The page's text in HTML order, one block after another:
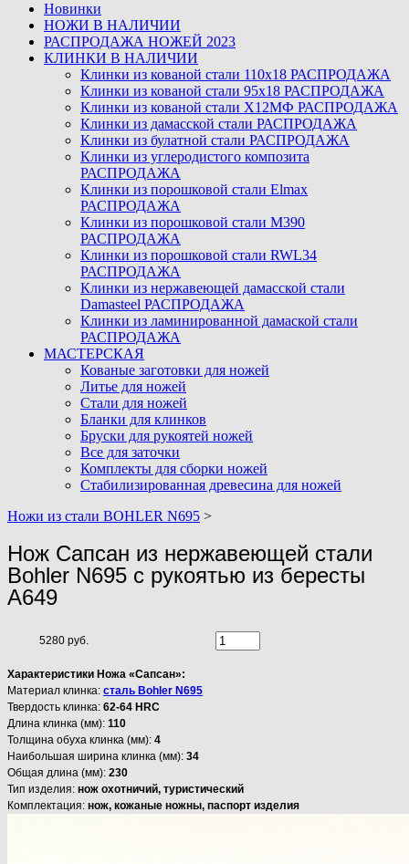
Новинки
НОЖИ В НАЛИЧИИ
РАСПРОДАЖА НОЖЕЙ 2023
КЛИНКИ В НАЛИЧИИ
Клинки из кованой стали 110х18 РАСПРОДАЖА
Клинки из кованой стали 95х18 РАСПРОДАЖА
Клинки из кованой стали Х12МФ РАСПРОДАЖА
Клинки из дамасской стали РАСПРОДАЖА
Клинки из булатной стали РАСПРОДАЖА
Клинки из углеродистого композита
РАСПРОДАЖА
Клинки из порошковой стали Elmax
РАСПРОДАЖА
Клинки из порошковой стали M390
РАСПРОДАЖА
Клинки из порошковой стали RWL34
РАСПРОДАЖА
Клинки из нержавеющей дамасской стали
Damasteel РАСПРОДАЖА
Клинки из ламинированной дамаской стали
РАСПРОДАЖА
МАСТЕРСКАЯ
Кованые заготовки для ножей
Литье для ножей
Стали для ножей
Бланки для клинков
Бруски для рукоятей ножей
Все для заточки
Комплекты для сборки ножей
Стабилизированная древесина для ножей
Ножи из стали BOHLER N695 >
Нож Сапсан из нержавеющей стали
Bohler N695 с рукоятью из бересты
A649
5280 руб.
Характеристики Ножа «Сапсан»:
Материал клинка: сталь Bohler N695
Твердость клинка: 62-64 HRC
Длина клинка (мм): 110
Толщина обуха клинка (мм): 4
Наибольшая ширина клинка (мм): 34
Общая длина (мм): 230
Тип изделия: нож охотничий, туристический
Комплектация: нож, кожаные ножны, паспорт изделия